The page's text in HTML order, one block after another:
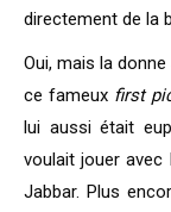
directement de la
Oui, mais la
ce fameux first
lui aussi était
voulait jouer avec
Jabbar. Plus